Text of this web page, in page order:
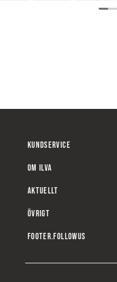
KUNDSERVICE
OM ILVA
AKTUELLT
ÖVRIGT
FOOTER.FOLLOWUS